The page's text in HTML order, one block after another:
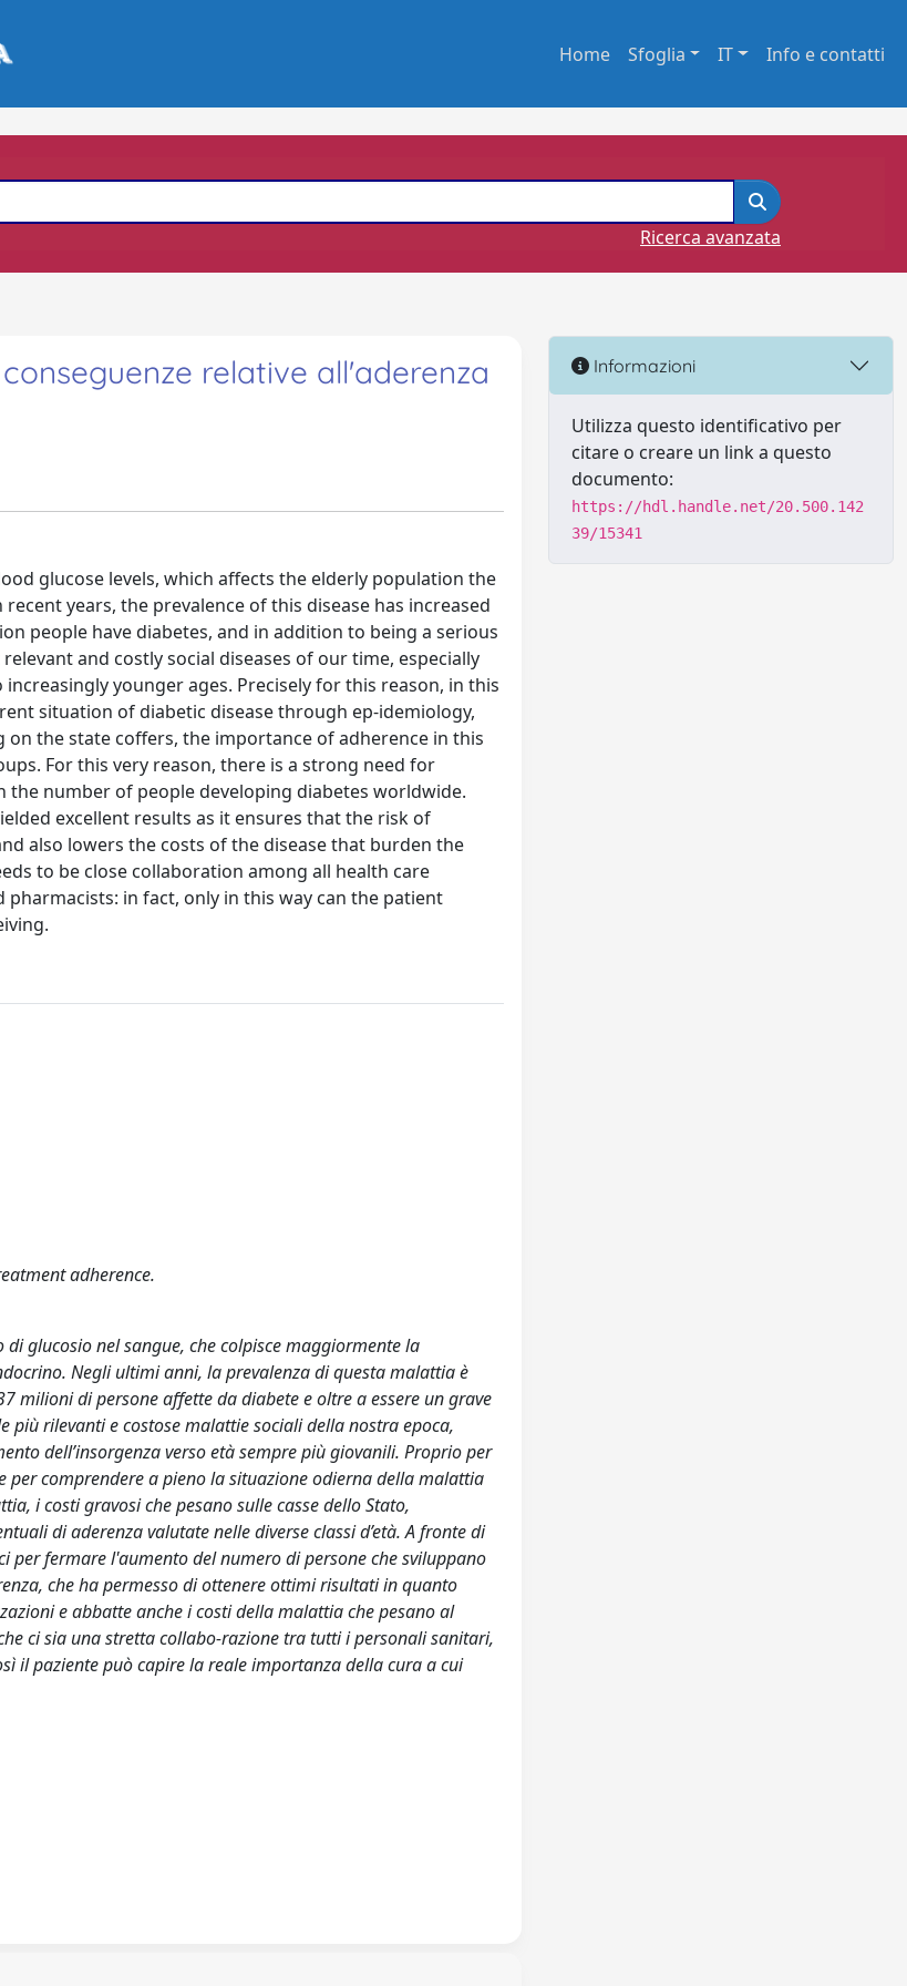
Home Sfoglia IT Info e contatti
Ricerca avanzata
relative all'aderenza
glucose levels, which affects the elderly population the
years, the prevalence of this disease has increased
people have diabetes, and in addition to being a serious
and costly social diseases of our time, especially
younger ages. Precisely for this reason, in this
situation of diabetic disease through ep-idemiology,
the state coffers, the importance of adherence in this
For this very reason, there is a strong need for
number of people developing diabetes worldwide.
excellent results as it ensures that the risk of
also lowers the costs of the disease that burden the
to be close collaboration among all health care
in fact, only in this way can the patient
adherence.
glucosio nel sangue, che colpisce maggiormente la
Negli ultimi anni, la prevalenza di questa malattia è
milioni di persone affette da diabete e oltre a essere un grave
più rilevanti e costose malattie sociali della nostra epoca,
dell’insorgenza verso età sempre più giovanili. Proprio per
comprendere a pieno la situazione odierna della malattia
i costi gravosi che pesano sulle casse dello Stato,
di aderenza valutate nelle diverse classi d’età. A fronte di
per fermare l'aumento del numero di persone che sviluppano
che ha permesso di ottenere ottimi risultati in quanto
e abbatte anche i costi della malattia che pesano al
ci sia una stretta collabo-razione tra tutti i personali sanitari,
il paziente può capire la reale importanza della cura a cui
Informazioni
Utilizza questo identificativo per
citare o creare un link a questo
documento:
https://hdl.handle.net/20.500.142
39/15341